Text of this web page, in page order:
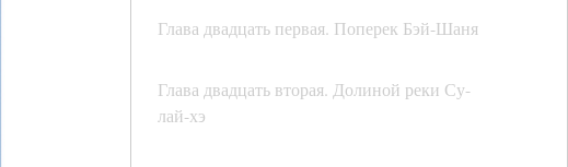
Глава двадцать первая. Поперек Бэй-Шаня
Глава двадцать вторая. Долиной реки Су-
лай-хэ